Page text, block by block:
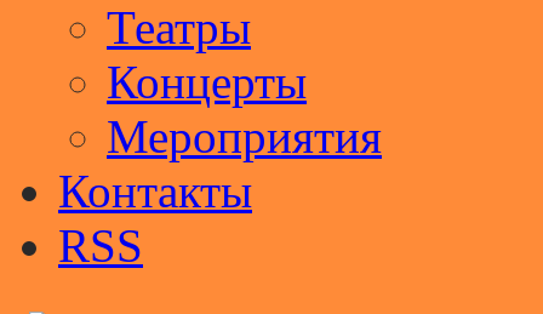
Театры
Концерты
Мероприятия
Контакты
RSS